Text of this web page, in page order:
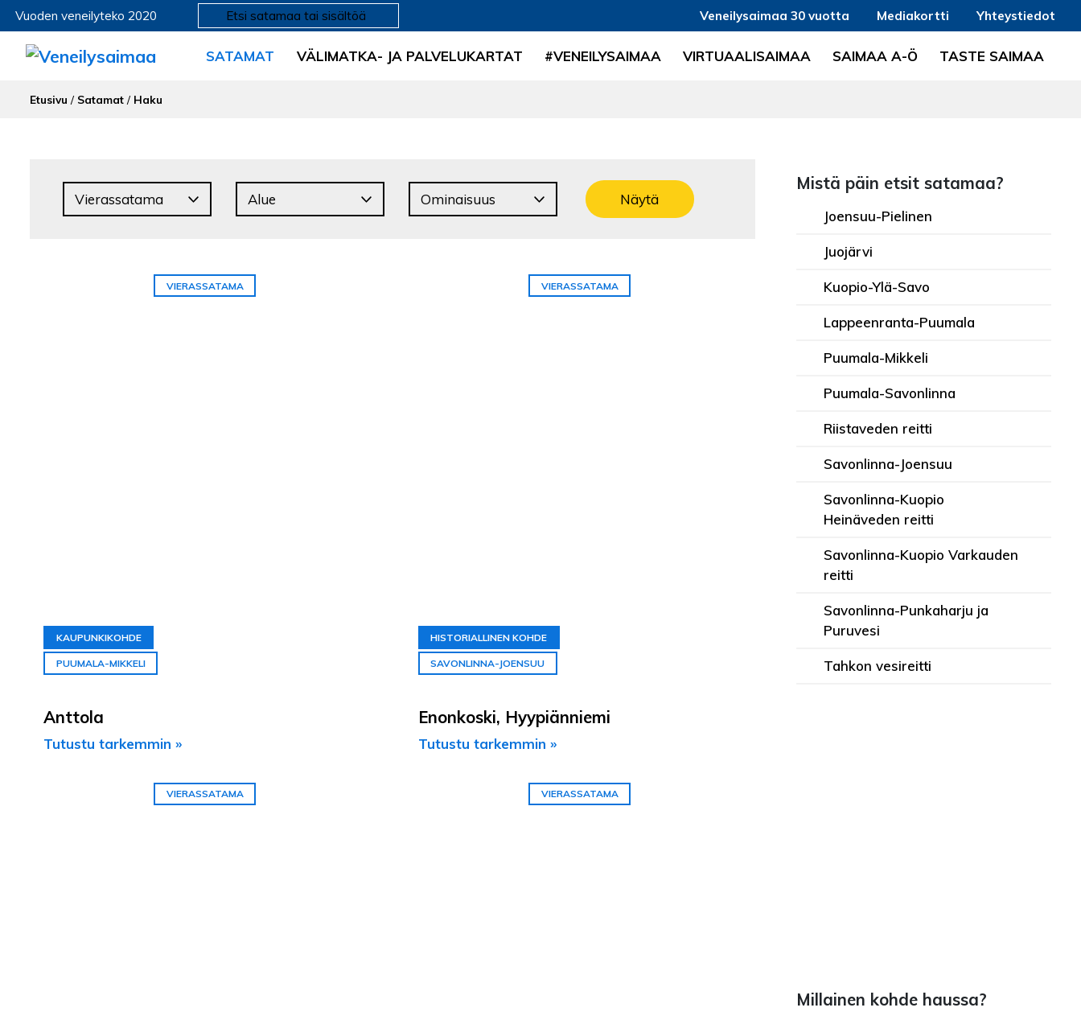
Vuoden veneilyteko 2020 Veneilysaimaa 30 vuotta Mediakortti Yhteystiedot
SATAMAT VÄLIMATKA- JA PALVELUKARTAT #VENEILYSAIMAA VIRTUAALISAIMAA SAIMAA A-Ö TASTE SAIMAA
Etusivu / Satamat / Haku
Näytä
VIERASSATAMA
KAUPUNKIKOHDE
PUUMALA-MIKKELI
Anttola
Tutustu tarkemmin »
VIERASSATAMA
HISTORIALLINEN KOHDE
SAVONLINNA-JOENSUU
Enonkoski, Hyypiänniemi
Tutustu tarkemmin »
VIERASSATAMA VIERASSATAMA
Mistä päin etsit satamaa?
Joensuu-Pielinen
Juojärvi
Kuopio-Ylä-Savo
Lappeenranta-Puumala
Puumala-Mikkeli
Puumala-Savonlinna
Riistaveden reitti
Savonlinna-Joensuu
Savonlinna-Kuopio
Heinäveden reitti
Savonlinna-Kuopio Varkauden
reitti
Savonlinna-Punkaharju ja
Puruvesi
Tahkon vesireitti
Millainen kohde haussa?